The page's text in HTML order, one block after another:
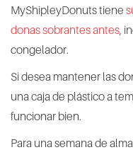
MyShipleyDonuts tiene
donas sobrantes antes,
congelador.
Si desea mantener las
una caja de plástico a
funcionar bien.
Para una semana de